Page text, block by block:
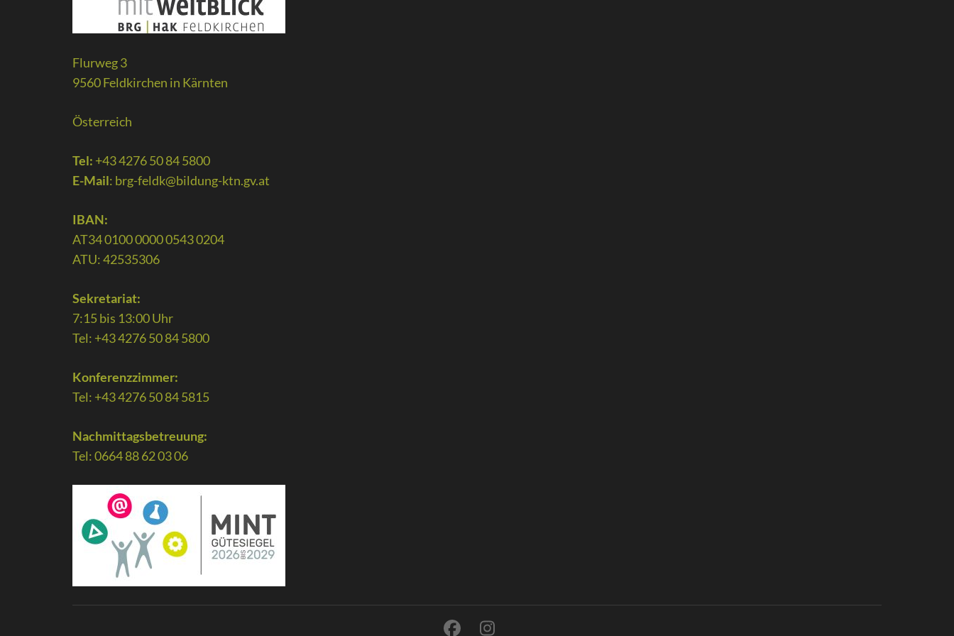
Flurweg 3
9560 Feldkirchen in Kärnten
Österreich
Tel: +43 4276 50 84 5800
E-Mail: brg-feldk@bildung-ktn.gv.at
IBAN:
AT34 0100 0000 0543 0204
ATU: 42535306
Sekretariat:
7:15 bis 13:00 Uhr
Tel: +43 4276 50 84 5800
Konferenzzimmer:
Tel: +43 4276 50 84 5815
Nachmittagsbetreuung:
Tel: 0664 88 62 03 06